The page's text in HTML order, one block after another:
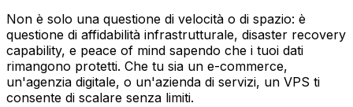
Non è solo una questione di velocità o di spazio: è
questione di affidabilità infrastrutturale, disaster recovery
capability, e peace of mind sapendo che i tuoi dati
rimangono protetti. Che tu sia un e-commerce,
un'agenzia digitale, o un'azienda di servizi, un VPS ti
consente di scalare senza limiti.